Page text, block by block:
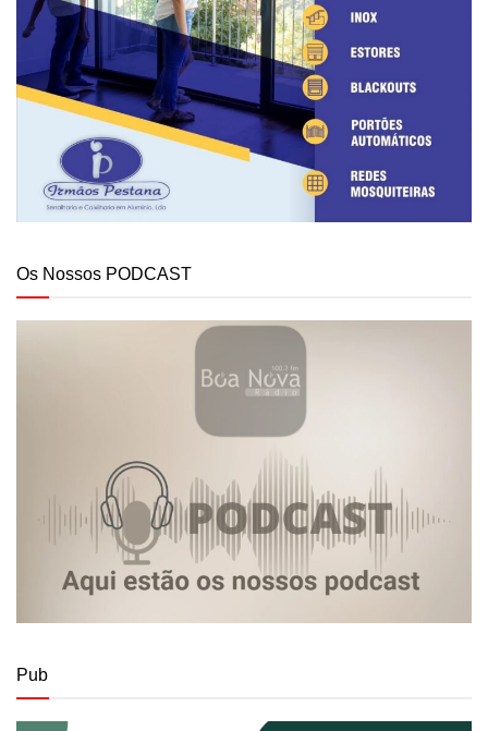
Os Nossos PODCAST
Pub